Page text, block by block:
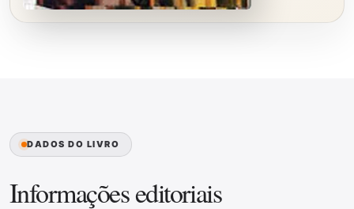
DADOS DO LIVRO
Informações editoriais